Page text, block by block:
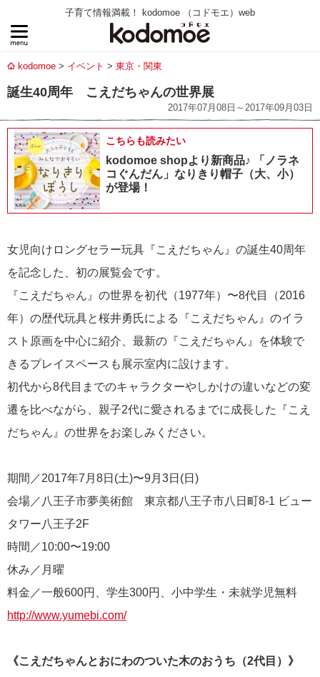
子育て情報満載！ kodomoe （コドモエ）web
kodomoe イベント 東京・関東
誕生40周年 こえだちゃんの世界展
2017年07月08日～2017年09月03日
こちらも読みたい
kodomoe shopより新商品♪ 「ノラネ
コぐんだん」なりきり帽子（大、小）
が登場！
女児向けロングセラー玩具『こえだちゃん』の誕生40周年
を記念した、初の展覧会です。
『こえだちゃん』の世界を初代（1977年）〜8代目（2016
年）の歴代玩具と桜井勇氏による『こえだちゃん』のイラ
スト原画を中心に紹介、最新の『こえだちゃん』を体験で
きるプレイスペースも展示室内に設けます。
初代から8代目までのキャラクターやしかけの違いなどの変
遷を比べながら、親子2代に愛されるまでに成長した『こえ
だちゃん』の世界をお楽しみください。
期間／2017年7月8日(土)〜9月3日(日)
会場／八王子市夢美術館 東京都八王子市八日町8-1 ビュー
タワー八王子2F
時間／10:00〜19:00
休み／月曜
料金／一般600円、学生300円、小中学生・未就学児無料
http://www.yumebi.com/
《こえだちゃんとおにわのついた木のおうち（2代目）》